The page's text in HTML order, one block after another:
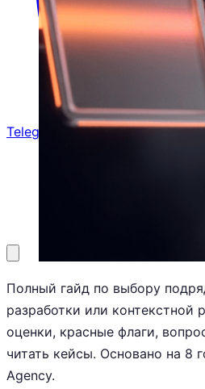
Telegram 8 (800) 201-31-73
Полный гайд по выбору
разработки или контекстной
оценки, красные флаги,
читать кейсы. Основано на 8
Agency.